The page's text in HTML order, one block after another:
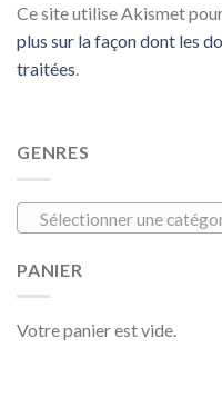
Ce site utilise Akismet
plus sur la façon dont les
traitées
GENRES
Sélectionner une
PANIER
Votre panier est vide.